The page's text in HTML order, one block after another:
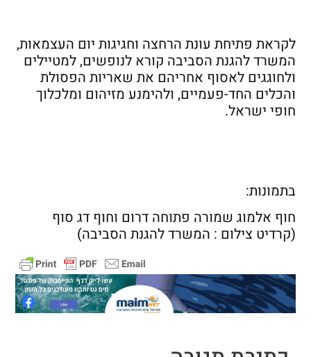
לקראת פתיחת עונת הרחצה וחגיגות יום העצמאות,
המשרד להגנת הסביבה קורא לנופשים, למטיילים
ולחוגגים לאסוף אחריהם את שאריות הפסולת
והכלים החד-פעמיים, ולהימנע מזיהום ומלכלוך
חופי ישראל.
בתמונות:
חוף אלמוג שמורה פתוחה דרום וחוף דג סוף
(קרדיט צילום : המשרד להגנת הסביבה)